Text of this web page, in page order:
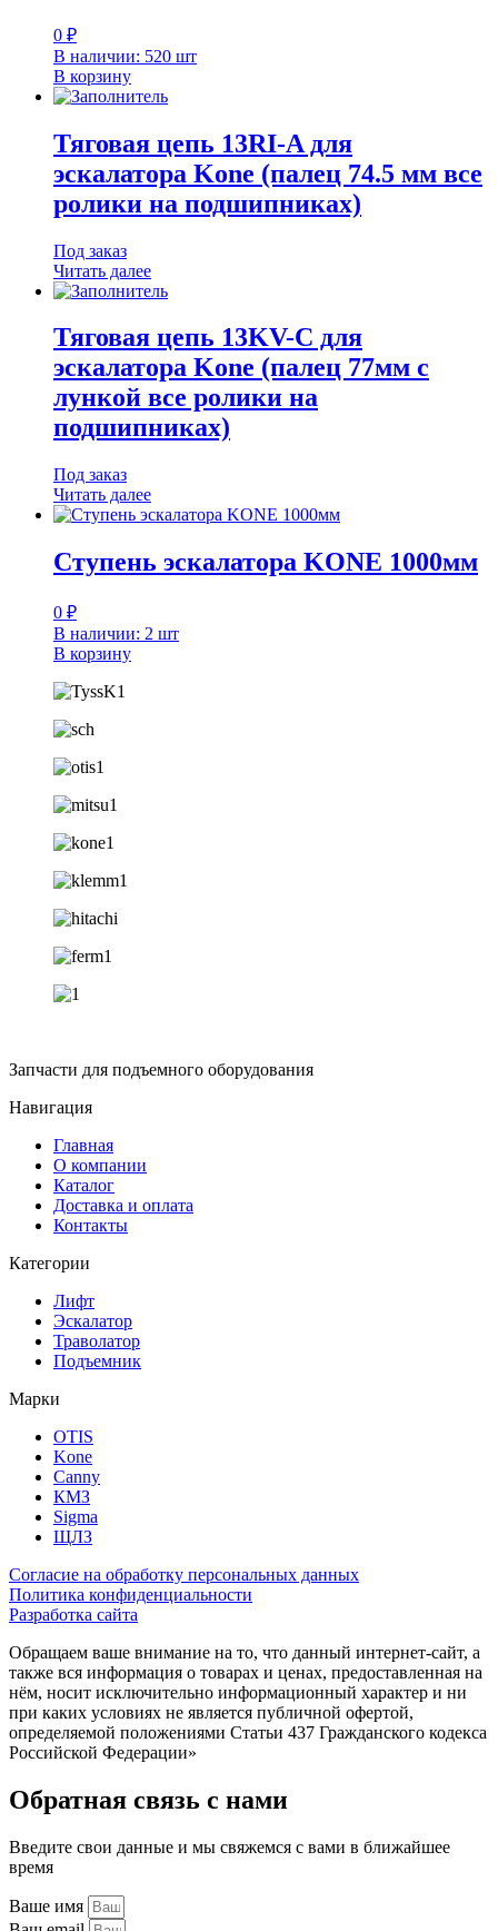
0 ₽
В наличии: 520 шт
В корзину
Тяговая цепь 13RI-A для
эскалатора Kone (палец 74.5 мм все
ролики на подшипниках)
Под заказ
Читать далее
Тяговая цепь 13KV-C для
эскалатора Kone (палец 77мм с
лункой все ролики на
подшипниках)
Под заказ
Читать далее
Ступень эскалатора KONE 1000мм
0 ₽
В наличии: 2 шт
В корзину
Запчасти для подъемного оборудования
Навигация
Главная
О компании
Каталог
Доставка и оплата
Контакты
Категории
Лифт
Эскалатор
Траволатор
Подъемник
Марки
OTIS
Kone
Canny
КМЗ
Sigma
ЩЛЗ
Согласие на обработку персональных данных
Политика конфиденциальности
Разработка сайта
Обращаем ваше внимание на то, что данный интернет-сайт, а
также вся информация о товарах и ценах, предоставленная на
нём, носит исключительно информационный характер и ни
при каких условиях не является публичной офертой,
определяемой положениями Статьи 437 Гражданского кодекса
Российской Федерации»
Обратная связь с нами
Введите свои данные и мы свяжемся с вами в ближайшее
время
Ваше имя